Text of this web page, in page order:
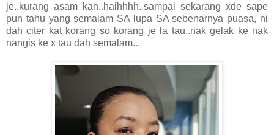
je..kurang asam kan..haihhhh..sampai sekarang xde sape
pun tahu yang semalam SA lupa SA sebenarnya puasa, ni
dah citer kat korang so korang je la tau..nak gelak ke nak
nangis ke x tau dah semalam...